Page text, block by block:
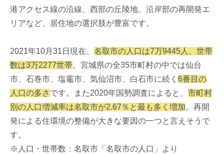
港アクセス線の沿線、西部の丘陵地、沿岸部の再開発エ
リアなど、居住地の選択肢が豊富です。
2021年10月31日現在、 名取市の人口は7万9445人、世帯
数は3万2277世帯。宮城県の全35市町村の中では仙台
市、石巻市、塩竈市、気仙沼市、白石市に続く 6番目の
人口の多さ です。また2020年国勢調査によると、 市町村
別の人口増減率は名取市が2.67％と最も多く増加。再開
発による住環境の整備が大きな要因の一つと言えそうで
す。
※人口・世帯数：名取市「名取市の人口」より